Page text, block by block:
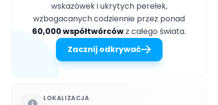
wskazówek i ukrytych perełek,
wzbogacanych codziennie przez ponad
60,000 współtwórców z całego świata.
Zacznij odkrywać
LOKALIZACJA